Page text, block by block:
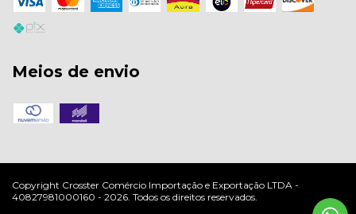
Meios de envio
Copyright Crosster Comércio Importação e Exportação LTDA -
40827981000160 - 2026. Todos os direitos reservados.